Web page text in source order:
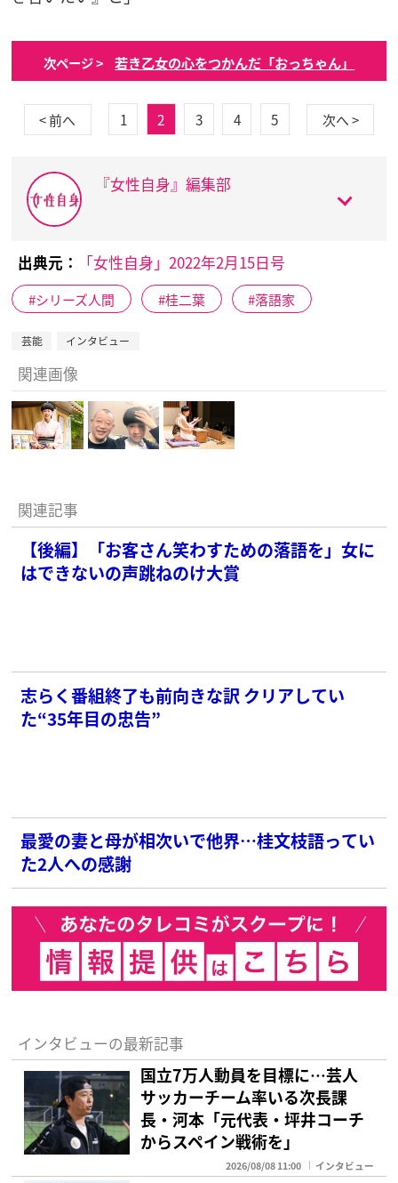
次ページ > 若き乙女の心をつかんだ「おっちゃん」
< 前へ 1 2 3 4 5 次へ >
『女性自身』編集部
出典元： 「女性自身」2022年2月15日号
シリーズ人間 桂二葉 落語家
芸能 インタビュー
関連画像
関連記事
【後編】「お客さん笑わすための落語を」女に
はできないの声跳ねのけ大賞
志らく番組終了も前向きな訳 クリアしてい
た“35年目の忠告”
最愛の妻と母が相次いで他界…桂文枝語ってい
た2人への感謝
インタビューの最新記事
国立7万人動員を目標に…芸人
サッカーチーム率いる次長課
長・河本「元代表・坪井コーチ
からスペイン戦術を」
2026/08/08 11:00 インタビュー